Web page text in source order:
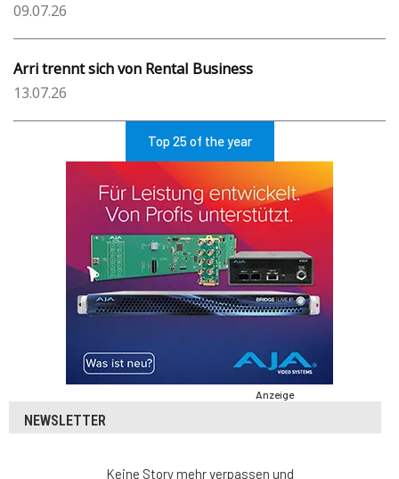
09.07.26
Arri trennt sich von Rental Business
13.07.26
Top 25 of the year
Anzeige
NEWSLETTER
Keine Story mehr verpassen und